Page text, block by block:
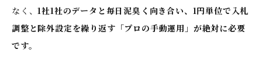
なく、1社1社のデータと毎日泥臭く向き合い、1円単位で入札
調整と除外設定を繰り返す「プロの手動運用」が絶対に必要
です。